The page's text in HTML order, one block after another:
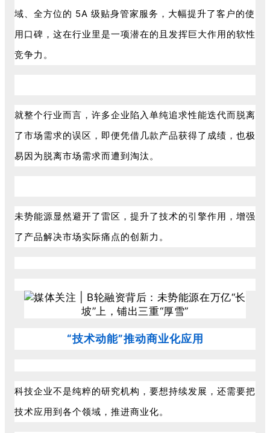
域、全方位的 5A 级贴身管家服务，大幅提升了客户的使
用口碑，这在行业里是一项潜在的且发挥巨大作用的软性
竞争力。
就整个行业而言，许多企业陷入单纯追求性能迭代而脱离
了市场需求的误区，即便凭借几款产品获得了成绩，也极
易因为脱离市场需求而遭到淘汰。
未势能源显然避开了雷区，提升了技术的引擎作用，增强
了产品解决市场实际痛点的创新力。
“技术动能”推动商业化应用
科技企业不是纯粹的研究机构，要想持续发展，还需要把
技术应用到各个领域，推进商业化。